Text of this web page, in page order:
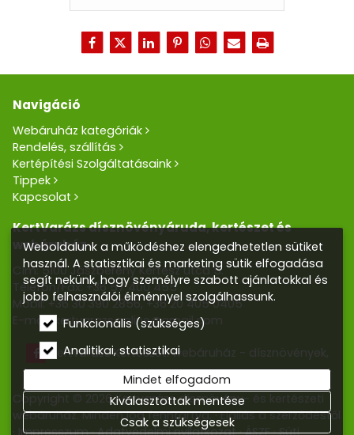
Navigáció
Webáruház kategóriák
Rendelés, szállítás
Kertépítési Szolgáltatásaink
Tippek
Kapcsolat
KertVarázs dísznövényáruda, kertészet és
webáruház
Cím: 5100 Jászberény Kertész utca 5.
Telefon/Fax: +36 57 400 455
Mobil:+36 30 390 2856,+36 20 405 0405
E-mail:kertvarazs.online@gmail.com
Kertvarázs Kertészeti webáruház - dísznövények,
kerti tó, öntözőrendszerek
Copyright © 2026 Kertvarázs dísznövény- és kertészeti
webáruház. Minden jog fenntartva. Elállás a szerződéstől
Impresszum Adatvédelmi nyilatkozat ÁSZF Süti
Weboldalunk a működéshez elengedhetetlen sütiket
használ. A statisztikai és marketing sütik elfogadása
segít nekünk, hogy személyre szabott ajánlatokkal és
jobb felhasználói élménnyel szolgálhassunk.
Funkcionális (szükséges)
Analitikai, statisztikai
Mindet elfogadom
Kiválasztottak mentése
Csak a szükségesek